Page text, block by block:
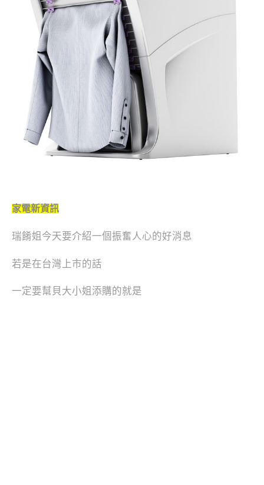
家電新資訊
瑞餚姐今天要介紹一個振奮人心的好消息
若是在台灣上市的話
一定要幫貝大小姐添購的就是